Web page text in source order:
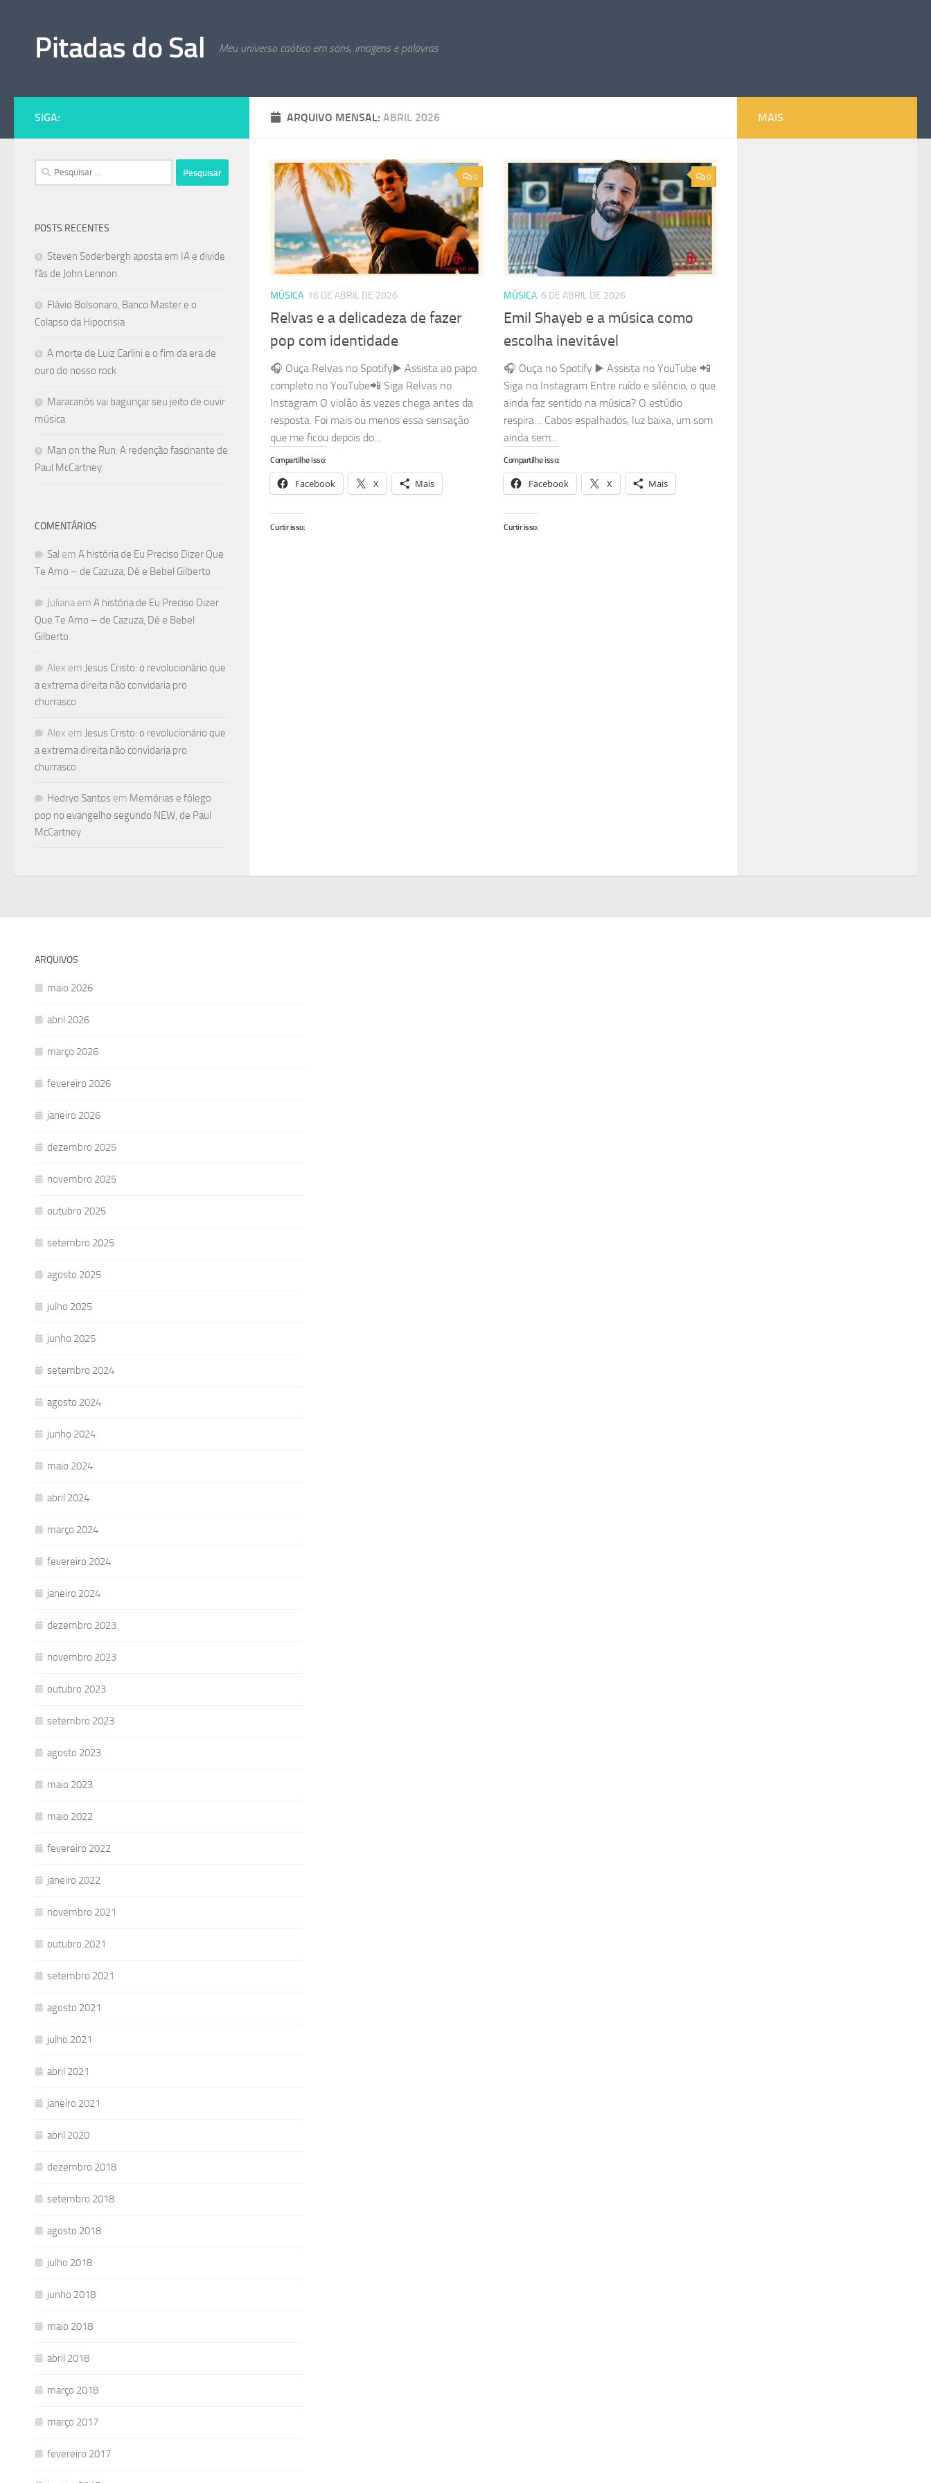
Pitadas do Sal Meu universo caótico em sons, imagens e palavras
ARQUIVO MENSAL: ABRIL 2026
0
MÚSICA 16 DE ABRIL DE 2026
Relvas e a delicadeza de fazer
pop com identidade
🎧 Ouça Relvas no Spotify▶️ Assista ao papo
completo no YouTube📲 Siga Relvas no
Instagram O violão às vezes chega antes da
resposta. Foi mais ou menos essa sensação
que me ficou depois do...
Compartilhe isso:
Facebook X Mais
Curtir isso:
0
MÚSICA 6 DE ABRIL DE 2026
Emil Shayeb e a música como
escolha inevitável
🎧 Ouça no Spotify ▶️ Assista no YouTube 📲
Siga no Instagram Entre ruído e silêncio, o que
ainda faz sentido na música? O estúdio
respira… Cabos espalhados, luz baixa, um som
ainda sem...
Compartilhe isso:
Facebook X Mais
Curtir isso:
SIGA:
Pesquisar
por:
POSTS RECENTES
Steven Soderbergh aposta em IA e divide
fãs de John Lennon
Flávio Bolsonaro, Banco Master e o
Colapso da Hipocrisia
A morte de Luiz Carlini e o fim da era de
ouro do nosso rock
Maracanós vai bagunçar seu jeito de ouvir
música
Man on the Run: A redenção fascinante de
Paul McCartney
COMENTÁRIOS
Sal em A história de Eu Preciso Dizer Que
Te Amo – de Cazuza, Dé e Bebel Gilberto
Juliana em A história de Eu Preciso Dizer
Que Te Amo – de Cazuza, Dé e Bebel
Gilberto
Alex em Jesus Cristo: o revolucionário que
a extrema direita não convidaria pro
churrasco
Alex em Jesus Cristo: o revolucionário que
a extrema direita não convidaria pro
churrasco
Hedryo Santos em Memórias e fôlego
pop no evangelho segundo NEW, de Paul
McCartney
MAIS
ARQUIVOS
maio 2026
abril 2026
março 2026
fevereiro 2026
janeiro 2026
dezembro 2025
novembro 2025
outubro 2025
setembro 2025
agosto 2025
julho 2025
junho 2025
setembro 2024
agosto 2024
junho 2024
maio 2024
abril 2024
março 2024
fevereiro 2024
janeiro 2024
dezembro 2023
novembro 2023
outubro 2023
setembro 2023
agosto 2023
maio 2023
maio 2022
fevereiro 2022
janeiro 2022
novembro 2021
outubro 2021
setembro 2021
agosto 2021
julho 2021
abril 2021
janeiro 2021
abril 2020
dezembro 2018
setembro 2018
agosto 2018
julho 2018
junho 2018
maio 2018
abril 2018
março 2018
março 2017
fevereiro 2017